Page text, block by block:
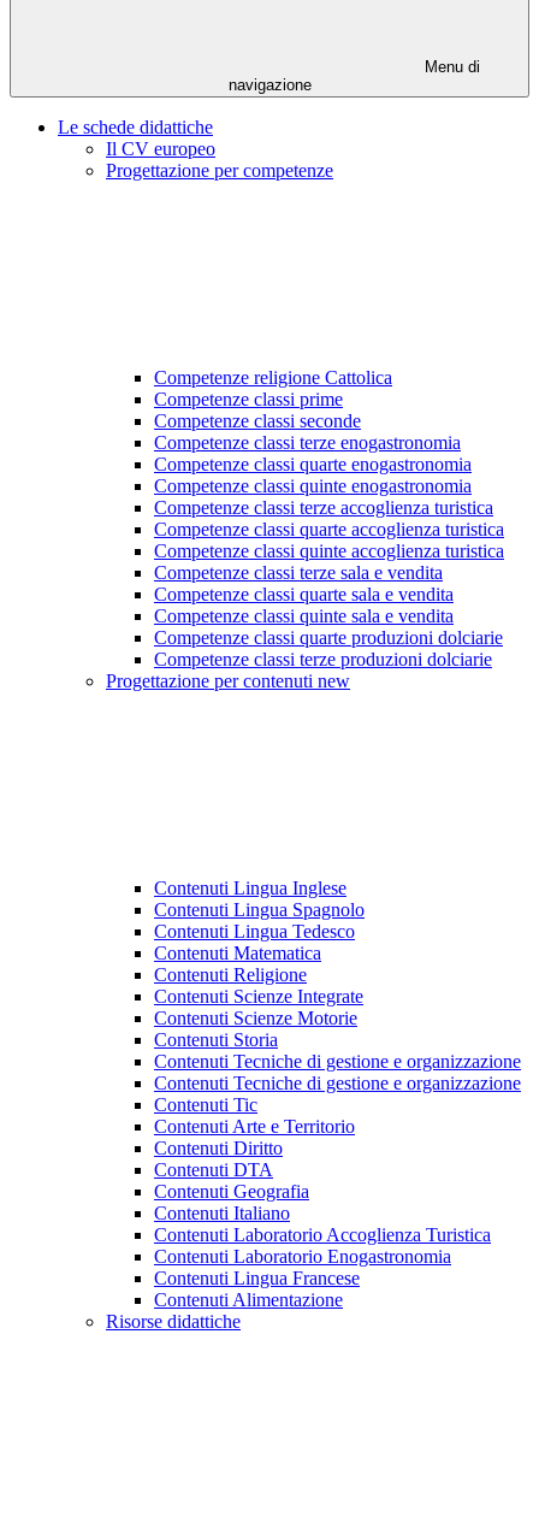
Menu di
navigazione
Le schede didattiche
Il CV europeo
Progettazione per competenze
Competenze religione Cattolica
Competenze classi prime
Competenze classi seconde
Competenze classi terze enogastronomia
Competenze classi quarte enogastronomia
Competenze classi quinte enogastronomia
Competenze classi terze accoglienza turistica
Competenze classi quarte accoglienza turistica
Competenze classi quinte accoglienza turistica
Competenze classi terze sala e vendita
Competenze classi quarte sala e vendita
Competenze classi quinte sala e vendita
Competenze classi quarte produzioni dolciarie
Competenze classi terze produzioni dolciarie
Progettazione per contenuti new
Contenuti Lingua Inglese
Contenuti Lingua Spagnolo
Contenuti Lingua Tedesco
Contenuti Matematica
Contenuti Religione
Contenuti Scienze Integrate
Contenuti Scienze Motorie
Contenuti Storia
Contenuti Tecniche di gestione e organizzazione
Contenuti Tecniche di gestione e organizzazione
Contenuti Tic
Contenuti Arte e Territorio
Contenuti Diritto
Contenuti DTA
Contenuti Geografia
Contenuti Italiano
Contenuti Laboratorio Accoglienza Turistica
Contenuti Laboratorio Enogastronomia
Contenuti Lingua Francese
Contenuti Alimentazione
Risorse didattiche